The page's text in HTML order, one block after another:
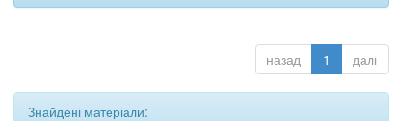
назад 1 далі
Знайдені матеріали: